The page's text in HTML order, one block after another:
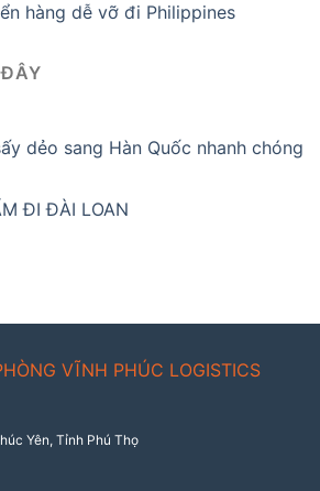
hàng dễ vỡ đi Philippines
dẻo sang Hàn Quốc nhanh chóng
ĐI ĐÀI LOAN
VĨNH PHÚC LOGISTICS
Yên, Tỉnh Phú Thọ